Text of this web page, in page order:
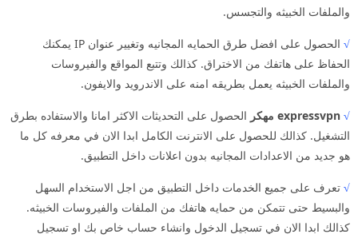
والملفات الخبيثه والتجسس.
√
الحصول على افضل طرق الحمايه المجانيه وتغيير عنوان IP يمكنك
الحفاظ على هاتفك من الاختراق. كذالك وتتبع المواقع والفيروسات
والملفات الخبيثه يعمل بطريقه امنه على الاندرويد والايفون.
√ expressvpn مهكر
الحصول على التحديثات الاكثر امانا والاستفاده بطرق
التشغيل. كذالك للحصول على الانترنت الكامل ابدا الان في معرفه كل ما
هو جديد من الاعدادات المجانيه بدون اعلانات داخل التطبيق.
√ تعرف على جميع الخدمات داخل التطبيق من اجل الاستخدام السهل
والبسيط حتى تتمكن من حمايه هاتفك من الملفات والفيروسات الخبيثه.
كذالك ابدا الان في تسجيل الدخول وانشاء حساب خاص بك او تسجيل